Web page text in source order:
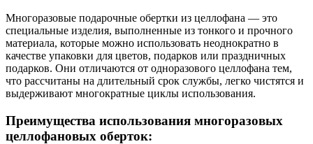
Многоразовые подарочные обертки из целлофана — это
специальные изделия, выполненные из тонкого и прочного
материала, которые можно использовать неоднократно в
качестве упаковки для цветов, подарков или праздничных
подарков. Они отличаются от одноразового целлофана тем,
что рассчитаны на длительный срок службы, легко чистятся и
выдерживают многократные циклы использования.
Преимущества использования многоразовых
целлофановых оберток: